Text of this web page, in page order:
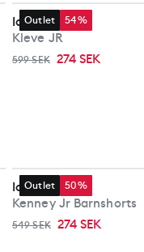
Outlet 54%
Icepeak
Kleve JR
599 SEK 274 SEK
Outlet 50%
Icepeak
Kenney Jr Barnshorts
549 SEK 274 SEK